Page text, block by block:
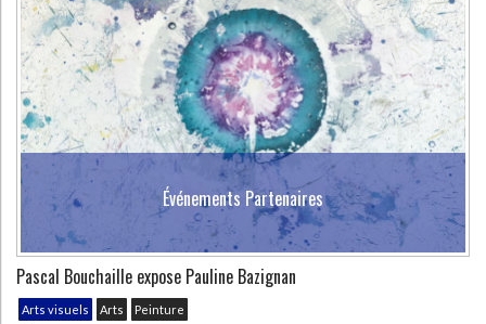
Événements Partenaires
Pascal Bouchaille expose Pauline Bazignan
Arts visuels Arts
Peinture